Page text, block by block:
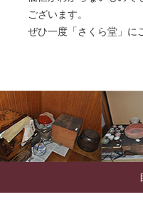
ございます。
ぜひ一度「さくら堂」に